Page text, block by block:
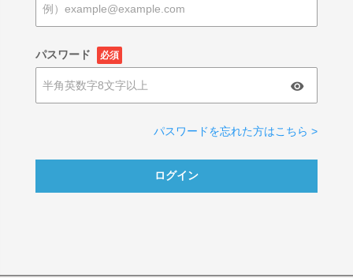
パスワード 必須
パスワードを忘れた方はこちら >
ログイン